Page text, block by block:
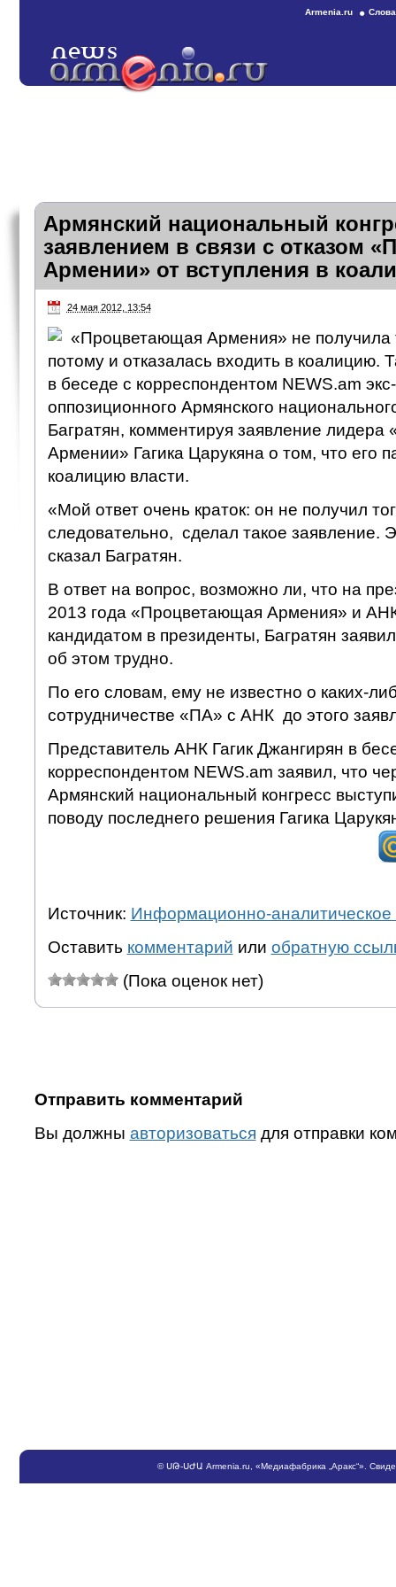
Armenia.ru
Армянский национальный
заявлением в связи с отказом
Армении» от вступления в
24 мая 2012, 13:54
«Процветающая Армения» не получила
потому и отказалась входить в коалицию.
в беседе с корреспондентом NEWS.am
оппозиционного Армянского
Багратян, комментируя заявление
Армении» Гагика Царукяна о том, что его
коалицию власти.
«Мой ответ очень краток: он не получил
следовательно, сделал такое заявление.
сказал Багратян.
В ответ на вопрос, возможно ли, что на
2013 года «Процветающая Армения» и
кандидатом в президенты, Багратян
об этом трудно.
По его словам, ему не известно о каких-
сотрудничестве «ПА» с АНК до этого
Представитель АНК Гагик Джангирян в
корреспондентом NEWS.am заявил, что
Армянский национальный конгресс
поводу последнего решения Гагика
Источник: Информационно-аналитическое
Оставить комментарий или обратную
(Пока оценок нет)
Отправить комментарий
Вы должны авторизоваться для отправки
©ՍԹ-ՍԺԱ Armenia.ru , «Медиафабрика „Аракс“».